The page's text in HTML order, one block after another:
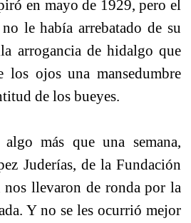
en mayo de 1929, pero el
le había arrebatado de su
arrogancia de hidalgo que
ojos una mansedumbre
de los bueyes.
más que una semana,
Juderías, de la Fundación
nos llevaron de ronda por la
Y no se les ocurrió mejor